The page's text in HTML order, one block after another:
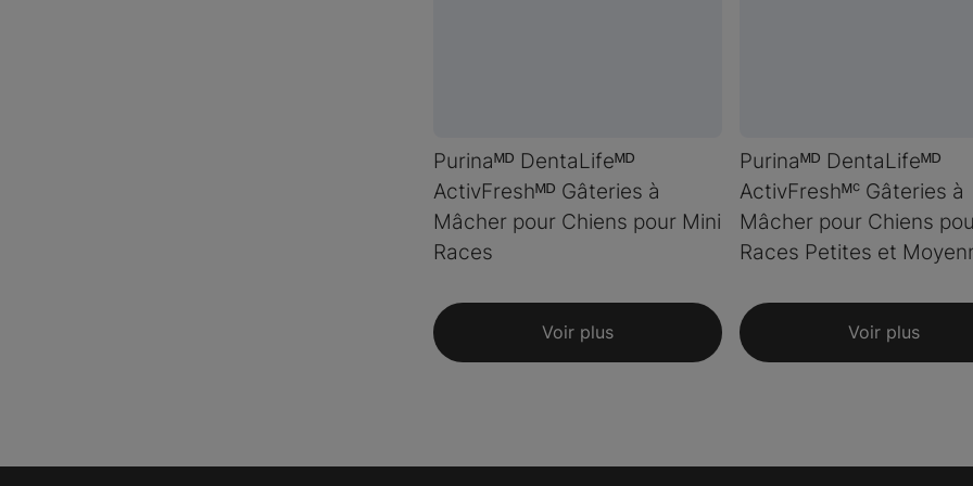
Purinaᴹᴰ DentaLifeᴹᴰ
ActivFreshᴹᴰ Gâteries à
Mâcher pour Chiens pour Mini
Races
Voir plus
Purinaᴹᴰ DentaLifeᴹᴰ
ActivFreshᴹᶜ Gâteries à
Mâcher pour Chiens
Races Petites et
Voir plus